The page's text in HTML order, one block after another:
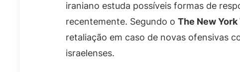
iraniano estuda possíveis formas de
recentemente. Segundo o The New
retaliação em caso de novas ofensivas
israelenses.